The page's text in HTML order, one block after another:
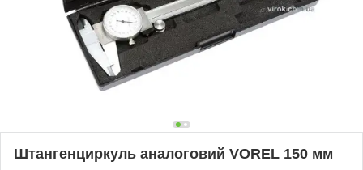
Штангенциркуль аналоговий VOREL 150 мм